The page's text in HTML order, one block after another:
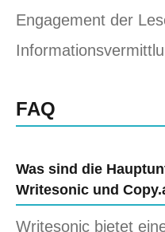
Engagement der
FAQ
Was sind die
Writesonic und
Writesonic bietet